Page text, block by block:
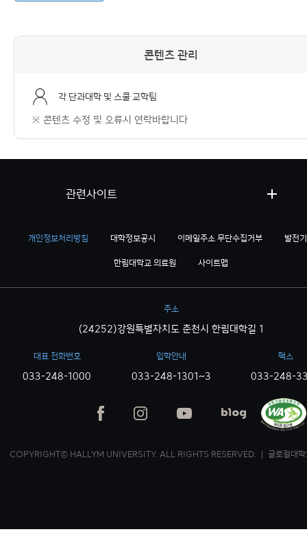
콘텐츠 관리
각 단과대학 및 스쿨 교학팀
※ 콘텐츠 수정 및 오류시 연락바랍니다
개인정보처리방침 대학정보공시 이메일주소 무단수집거부 발전
한림대학교 의료원 사이트맵
관련사이트
주소
(24252)강원특별자치도 춘천시 한림대학길 1
대표 전화번호
033-248-1000
입학안내
033-248-1301~3
팩스
033-248-
COPYRIGHT© HALLYM UNIVERSITY. ALL RIGHTS RESERVED. ｜ 글로컬대